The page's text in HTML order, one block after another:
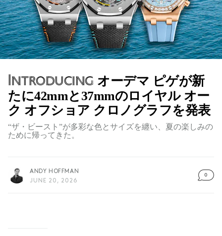
Introducing オーデマ ピゲが新
たに42mmと37mmのロイヤル オー
ク オフショア クロノグラフを発表
“ザ・ビースト”が多彩な色とサイズを纏い、夏の楽しみの
ために帰ってきた。
ANDY HOFFMAN
JUNE 20, 2026
0